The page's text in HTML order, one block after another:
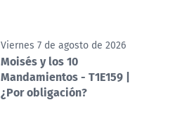
Viernes 7 de agosto de 2026
Moisés y los 10
Mandamientos - T1E159 |
¿Por obligación?